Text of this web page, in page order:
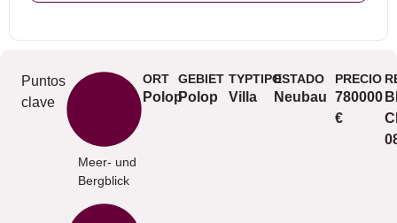
Puntos
clave
Meer- und
Bergblick
ORT
Polop
GEBIET
Polop
TYPTIPO
Villa
ESTADO
Neubau
PRECIO
780000
€